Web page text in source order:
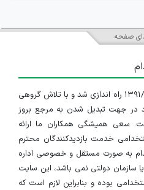
صفحه
سایت ایران استخدام در تاریخ ۱۳۹۱/۱/۱۰ راه اندازی شد و با تلاش گروهی
در جهت تبدیل شدن به مرجع بروز
سعی همیشگی همکاران ما ارائه
خدمت بازدیدکنندگان محترم
به صورت مستقل و خصوصی اداره
سازمان دولتی نمی باشد، این سایت
بوده و بنابراین لازم است که